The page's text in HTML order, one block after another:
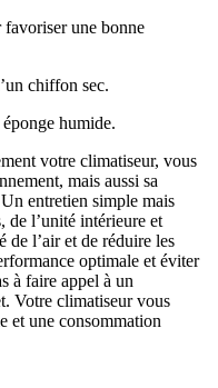
favoriser une bonne
chiffon sec.
humide.
votre climatiseur, vous
mais aussi sa
entretien simple mais
de l’unité intérieure et
de l’air et de réduire les
optimale et éviter
à faire appel à un
Votre climatiseur vous
et une consommation